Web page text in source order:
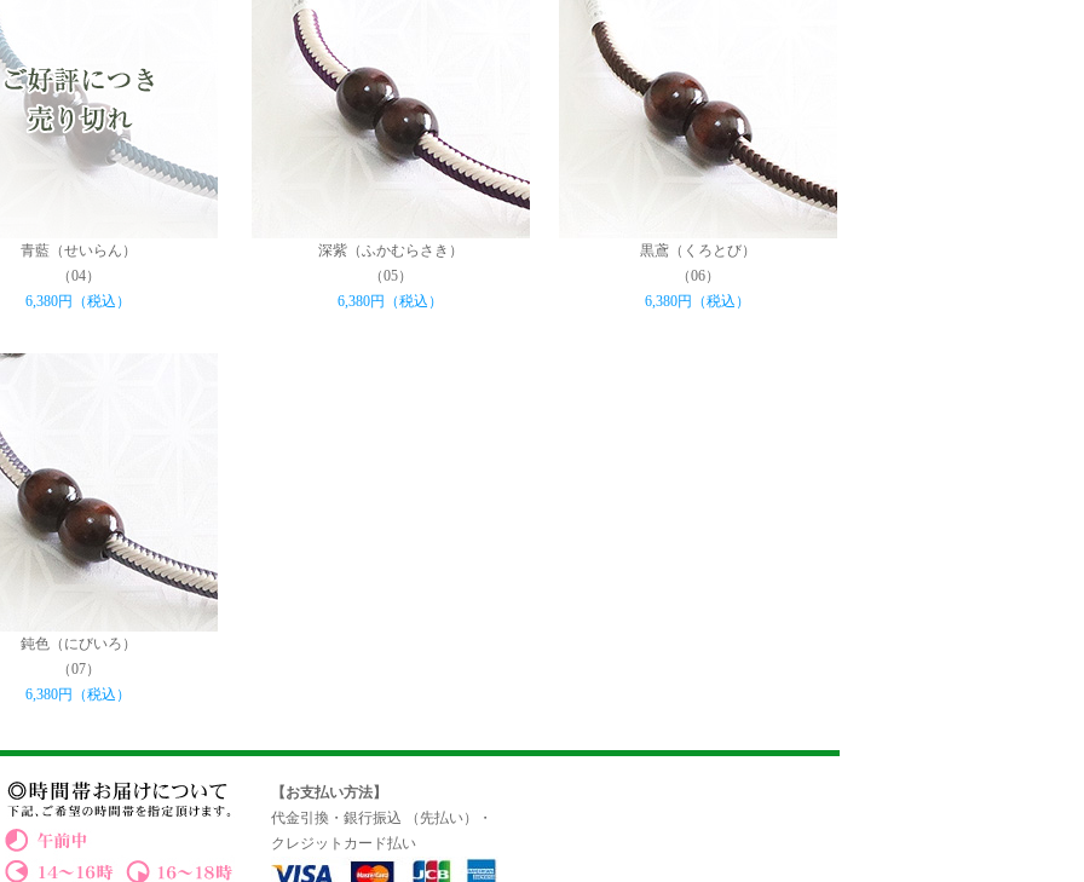
青藍（せいらん）
（04）
6,380円（税込）
深紫（ふかむらさき）
（05）
6,380円（税込）
黒鳶（くろとび）
（06）
6,380円（税込）
鈍色（にびいろ）
（07）
6,380円（税込）
【お支払い方法】
代金引換・銀行振込 （先払い）・
クレジットカード払い